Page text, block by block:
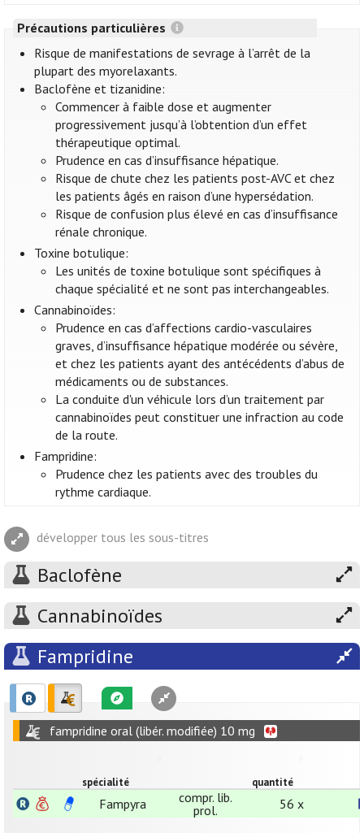
Précautions particulières
Risque de manifestations de sevrage à l’arrêt de la
plupart des myorelaxants.
Baclofène et tizanidine:
Commencer à faible dose et augmenter
progressivement jusqu’à l’obtention d’un effet
thérapeutique optimal.
Prudence en cas d’insuffisance hépatique.
Risque de chute chez les patients post-AVC et chez
les patients âgés en raison d’une hypersédation.
Risque de confusion plus élevé en cas d’insuffisance
rénale chronique.
Toxine botulique:
Les unités de toxine botulique sont spécifiques à
chaque spécialité et ne sont pas interchangeables.
Cannabinoïdes:
Prudence en cas d’affections cardio-vasculaires
graves, d’insuffisance hépatique modérée ou sévère,
et chez les patients ayant des antécédents d’abus de
médicaments ou de substances.
La conduite d'un véhicule lors d’un traitement par
cannabinoïdes peut constituer une infraction au code
de la route.
Fampridine:
Prudence chez les patients avec des troubles du
rythme cardiaque.
développer tous les sous-titres
Baclofène
Cannabinoïdes
Fampridine
fampridine oral (libér. modifiée) 10 mg
spécialité quantité
Fampyra
compr. lib.
prol.
56 x